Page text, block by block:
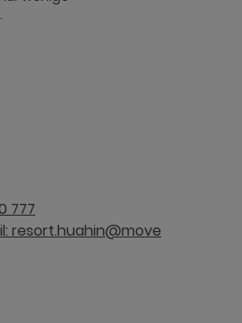
777
resort.huahin@move